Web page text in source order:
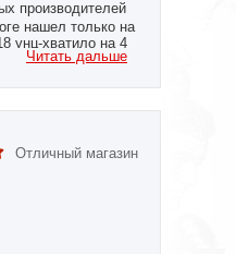
производителей
нашел только на
унц-хватило на 4
Читать дальше
Отличный магазин